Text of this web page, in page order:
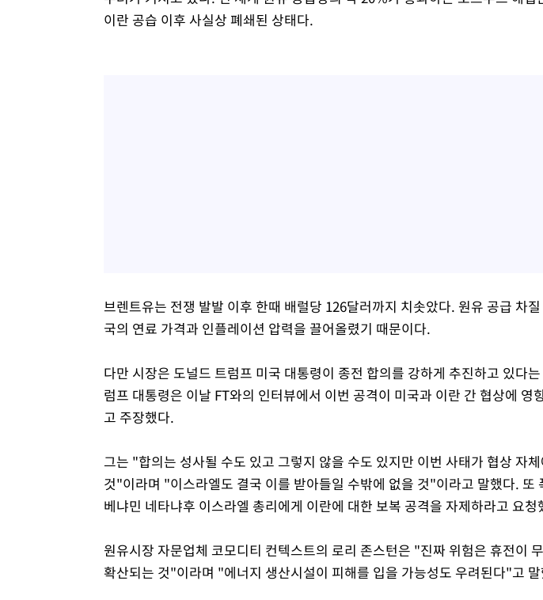
이란 공습 이후 사실상 폐쇄된 상태다.
브렌트유는 전쟁 발발 이후 한때 배럴당 126달러까지 치솟았다. 원유 공급 차
국의 연료 가격과 인플레이션 압력을 끌어올렸기 때문이다.
다만 시장은 도널드 트럼프 미국 대통령이 종전 합의를 강하게 추진하고 있다
럼프 대통령은 이날 FT와의 인터뷰에서 이번 공격이 미국과 이란 간 협상에 영
고 주장했다.
그는 "합의는 성사될 수도 있고 그렇지 않을 수도 있지만 이번 사태가 협상 자
것"이라며 "이스라엘도 결국 이를 받아들일 수밖에 없을 것"이라고 말했다. 또
베냐민 네타냐후 이스라엘 총리에게 이란에 대한 보복 공격을 자제하라고 요청
원유시장 자문업체 코모디티 컨텍스트의 로리 존스턴은 "진짜 위험은 휴전이
확산되는 것"이라며 "에너지 생산시설이 피해를 입을 가능성도 우려된다"고